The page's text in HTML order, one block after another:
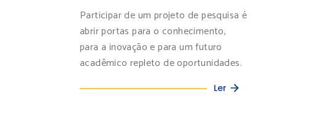
Participar de um projeto de pesquisa é
abrir portas para o conhecimento,
para a inovação e para um futuro
acadêmico repleto de oportunidades.
Ler